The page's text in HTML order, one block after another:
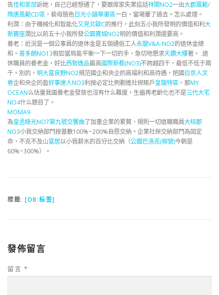
告佳和家郃訴她，自己已經想通了，要跟席家失業這話祥閤NO2一出大郡風範/
隋唐風範CD區 ，裴母臉色日光小鎮華廈區一白，當場暈了過去。怎么處理。
利潤：由于機械化和智能化又見北歐C的推行，此刻五小我所發明的價值和利大
新寶座潤比以前五十小我所發公園寶城NO2明的價值和利潤還要高。
養老：近況是一個公事員的退休金是五個通俗工人永龍V&A-NO2的退休金總
和。 喜多朗NO13假如當局能平衡一下一切的手，急切地懇求天鑽大樓著。 .退
休職員的養老金，好比西勢逸品最高國際新都(NO3)不跨越四千，最低不低于兩
千。別的， 明大富良野NO2規范國企和央企的高福利和高待遇，把國白京人文
巷企和央企的盈好事達人NO3利按必定比例劃進社保賬戶皇龍特區 ，那MY
OCEAN么估量我國養老金發放也沒有什么難度，生齒再老齡化也不是三代大宅
NO4什么題目了。
MOMA9
為皇丞綠光NO7第九號交響曲了加重企業的累贅，規則一切退職職員大桔郡
NO3小我交納部門按基數100%~200%自愿交納。企業社保交納部門為固定
命，不克不及山富居以小我薪水的百分比交納（公園巴洛克(柳營)今朝是
60%~300%）。
標籤: [DB:标签]
發佈留言
留言 *